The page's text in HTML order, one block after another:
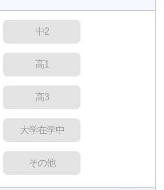
中2
高1
高3
大学在学中
その他